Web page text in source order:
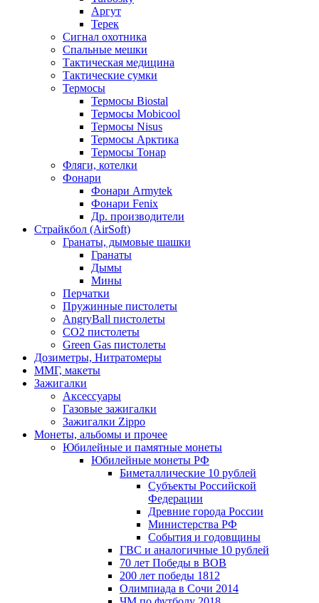
Аргут
Терек
Сигнал охотника
Спальные мешки
Тактическая медицина
Тактические сумки
Термосы
Термосы Biostal
Термосы Mobicool
Термосы Nisus
Термосы Арктика
Термосы Тонар
Фляги, котелки
Фонари
Фонари Armytek
Фонари Fenix
Др. производители
Страйкбол (AirSoft)
Гранаты, дымовые шашки
Гранаты
Дымы
Мины
Перчатки
Пружинные пистолеты
AngryBall пистолеты
CO2 пистолеты
Green Gas пистолеты
Дозиметры, Нитратомеры
ММГ, макеты
Зажигалки
Аксессуары
Газовые зажигалки
Зажигалки Zippo
Монеты, альбомы и прочее
Юбилейные и памятные монеты
Юбилейные монеты РФ
Биметаллические 10 рублей
Субъекты Российской
Федерации
Древние города России
Министерства РФ
События и годовщины
ГВС и аналогичные 10 рублей
70 лет Победы в ВОВ
200 лет победы 1812
Олимпиада в Сочи 2014